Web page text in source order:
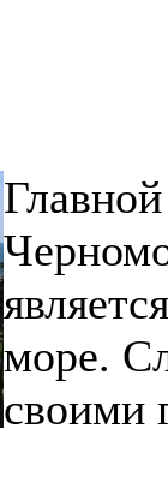
море.
своими